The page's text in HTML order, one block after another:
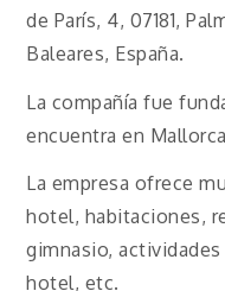
de París, 4, 07181,
Baleares, España.
La compañía fue
encuentra en
La empresa ofrece
hotel, habitaciones,
gimnasio,
hotel, etc.